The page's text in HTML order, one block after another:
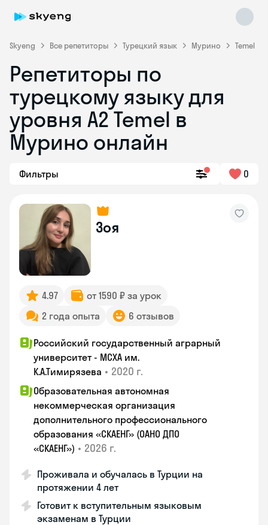
Skyeng Все репетиторы Турецкий язык Мурино Temel
Репетиторы по
турецкому языку для
уровня A2 Temel в
Мурино онлайн
Фильтры 0
Зоя
4.97
от 1590 ₽ за урок
2 года опыта
6 отзывов
Российский государственный аграрный
университет - МСХА им.
К.А.Тимирязева • 2020 г.
Образовательная автономная
некоммерческая организация
дополнительного профессионального
образования «СКАЕНГ» (ОАНО ДПО
«СКАЕНГ») • 2026 г.
Проживала и обучалась в Турции на
протяжении 4 лет
Готовит к вступительным языковым
экзаменам в Турции
Skyeng Chat